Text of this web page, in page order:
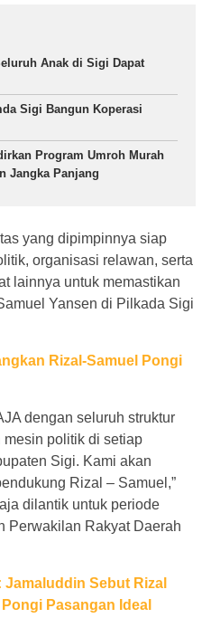
Anak di Sigi Dapat
Sigi Bangun Koperasi
Program Umroh Murah
Jangka Panjang
yang dipimpinnya siap
organisasi relawan, serta
lainnya untuk memastikan
Yansen di Pilkada Sigi
Rizal-Samuel Pongi
dengan seluruh struktur
politik di setiap
Sigi. Kami akan
Rizal – Samuel,”
dilantik untuk periode
Perwakilan Rakyat Daerah
Jamaluddin Sebut Rizal
Pasangan Ideal